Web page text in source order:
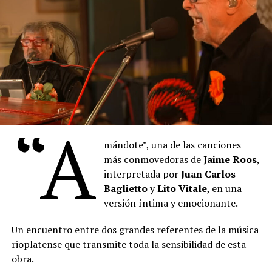
en su homenaje.
El repertorio culmina con la milonga-candombe “Bien
Argentinos”, que evoca la escena final de la vida del
maestro boquense.
“Denisedescribe los pigmentos cuyos nombres se
mezclan con las proas de los barcos del puerto, también
está pintando, con la música, con la voz. Hay algo de la
pintura que empieza a teñir las palabras que
Denise
canta. Un cruce raro de oficios, maravilloso”, sostuvo el
artista plásticoDaniel Santoro .
“A
mándote”, una de las canciones
más conmovedoras deJaime Roos,
interpretada porJuan Carlos
BagliettoyLito Vitale, en una
versión íntima y emocionante.
Un encuentro entre dos grandes referentes de la música
rioplatense que transmite toda la sensibilidad de esta
obra.